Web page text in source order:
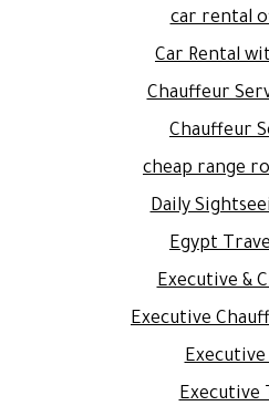
car rental
Car Rental
Chauffeur
Chauffeur
cheap range
Daily
Egypt
Executive &
Executive
Executive